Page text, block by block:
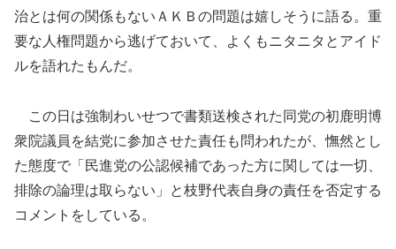
治とは何の関係もないＡＫＢの問題は嬉しそうに語る。重
要な人権問題から逃げておいて、よくもニタニタとアイド
ルを語れたもんだ。
この日は強制わいせつで書類送検された同党の初鹿明博
衆院議員を結党に参加させた責任も問われたが、憮然とし
た態度で「民進党の公認候補であった方に関しては一切、
排除の論理は取らない」と枝野代表自身の責任を否定する
コメントをしている。